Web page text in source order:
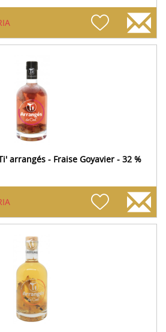
arrangés - Fraise Goyavier - 32 %